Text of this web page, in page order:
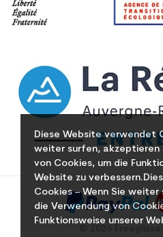
Diese Website verwendet
weiter surfen, akzeptieren
von Cookies, um die
Website zu
Cookies – Wenn Sie
die Verwendung von
Funktionsweise unserer